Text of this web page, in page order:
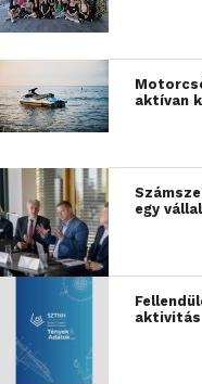
aktívan
egy
aktivitás